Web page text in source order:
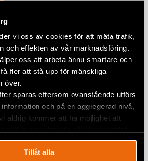
vi oss av cookies för att mäta trafik,
och effekten av vår marknadsföring.
oss att arbeta ännu smartare och
fler att stå upp för mänskliga
över.
sparas eftersom ovanstående utförs
och på en aggregerad nivå,
aldrig kommer att ha möjlighet att
Tillåt alla
stöder rätten till
26 juni 2021
med min aktivism.
kämpa för hbtqi-
NORDMAKEDONIEN
NYHETER
för skyddet mot
i Nordmakedonien